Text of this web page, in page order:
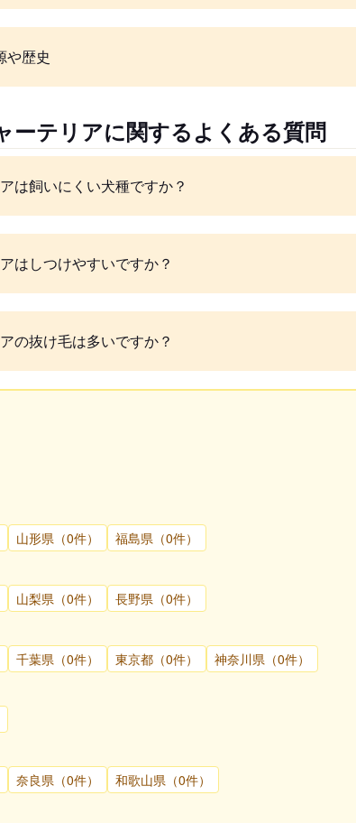
や歴史
ーテリアに関するよくある質問
は飼いにくい犬種ですか？
はしつけやすいですか？
の抜け毛は多いですか？
山形県（0件）
福島県（0件）
山梨県（0件）
長野県（0件）
千葉県（0件） 東京都（0件）
神奈川県（0件）
奈良県（0件）
和歌山県（0件）